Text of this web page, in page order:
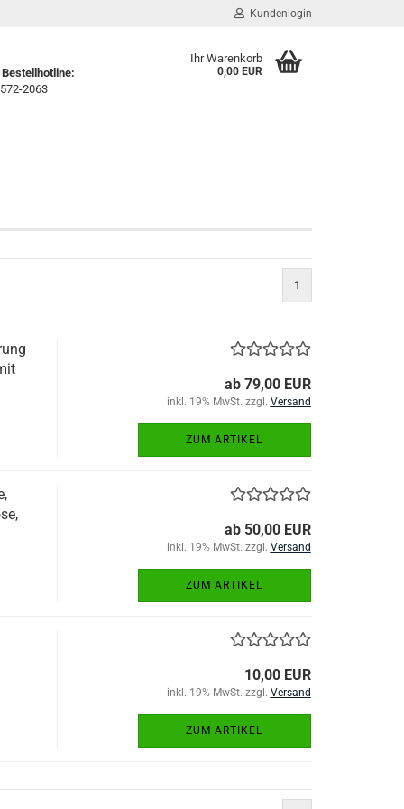
Kundenlogin
2063
Ihr Warenkorb
0,00 EUR
1
ab 79,00 EUR
inkl. 19% MwSt. zzgl. Versand
ZUM ARTIKEL
ab 50,00 EUR
inkl. 19% MwSt. zzgl. Versand
ZUM ARTIKEL
10,00 EUR
inkl. 19% MwSt. zzgl. Versand
ZUM ARTIKEL